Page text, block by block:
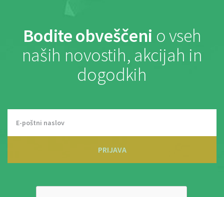
Bodite obveščeni o vseh
naših novostih, akcijah in
dogodkih
PRIJAVA